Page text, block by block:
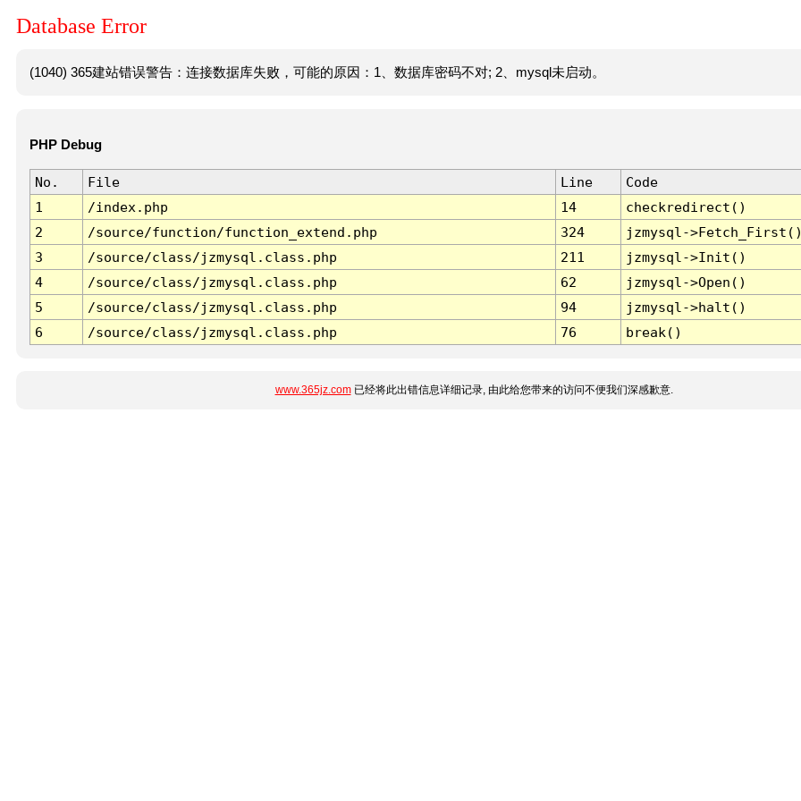
Database Error
(1040) 365建站错误警告：连接数据库失败，可能的原因：1、数据库密码不对; 2、mysql未启动。
PHP Debug
No. File Line
Code
1
/index.php 14
checkredirect()
2
/source/function/function_extend.php 324
jzmysql-
3
/source/class/jzmysql.class.php 211
jzmysql->Init()
4
/source/class/jzmysql.class.php 62
jzmysql->Open()
5
/source/class/jzmysql.class.php 94
jzmysql->halt()
6
/source/class/jzmysql.class.php 76 break()
www.365jz.com已经将此出错信息详细记录, 由此给您带来的访问不便我们深感歉意.